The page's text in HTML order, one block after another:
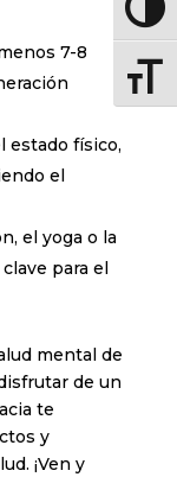
7-8
estado físico,
el
el yoga o la
para el
mental de
de un
te
y
¡Ven y